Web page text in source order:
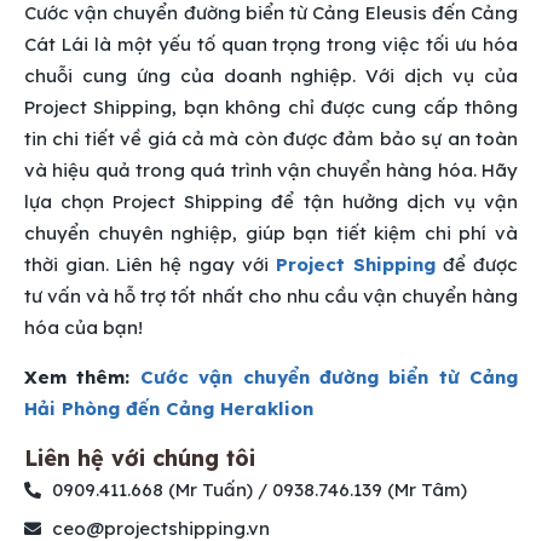
Cước vận chuyển đường biển từ Cảng Eleusis đến Cảng
Cát Lái là một yếu tố quan trọng trong việc tối ưu hóa
chuỗi cung ứng của doanh nghiệp. Với dịch vụ của
Project Shipping, bạn không chỉ được cung cấp thông
tin chi tiết về giá cả mà còn được đảm bảo sự an toàn
và hiệu quả trong quá trình vận chuyển hàng hóa. Hãy
lựa chọn Project Shipping để tận hưởng dịch vụ vận
chuyển chuyên nghiệp, giúp bạn tiết kiệm chi phí và
thời gian. Liên hệ ngay với Project Shipping để được
tư vấn và hỗ trợ tốt nhất cho nhu cầu vận chuyển hàng
hóa của bạn!
Xem thêm: Cước vận chuyển đường biển từ Cảng
Hải Phòng đến Cảng Heraklion
Liên hệ với chúng tôi
0909.411.668 (Mr Tuấn) / 0938.746.139 (Mr Tâm)
ceo@projectshipping.vn